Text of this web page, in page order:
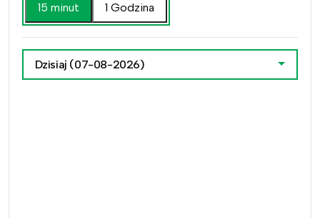
15 minut
1 Godzina
Dzisiaj (07-08-2026)